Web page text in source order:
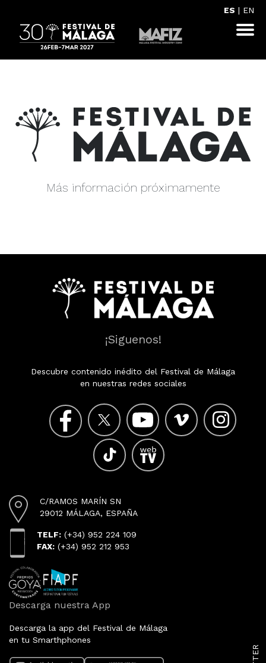
ES | EN
Más información próximamente
¡Siguenos!
Descubre contenido inédito del Festival de Málaga
en nuestras redes sociales
C/RAMOS MARÍN SN
29012 MÁLAGA, ESPAÑA
TELF: (+34) 952 224 109
FAX: (+34) 952 212 953
Descarga nuestra App
Descarga la app del Festival de Málaga
en tu Smarthphones